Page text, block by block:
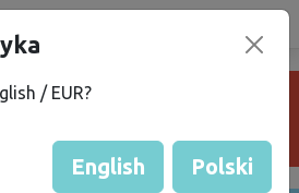
.eu
je neaktivní nebo už
/ EUR?
English Polski